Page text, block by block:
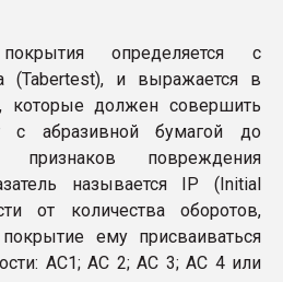
покрытия определяется с
(Tabertest), и выражается в
которые должен совершить
с абразивной бумагой до
признаков повреждения
называется IP (Initial
от количества оборотов,
ему присваиваться
AC1; AC 2; AC 3; AC 4 или